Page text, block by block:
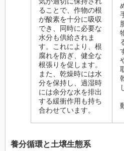
ることで、作物の根
が酸素を十分に吸収
でき、同時に必要な
水分も供給されま
す。これにより、根
腐れを防ぎ、健全な
根張りを促します。
また、乾燥時には水
分を保持し、過湿時
には余分な水を排出
する緩衝作用も持ち
合わせています。
養分循環と土壌生態系